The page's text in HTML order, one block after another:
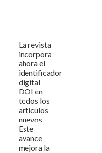
La revista
incorpora
ahora el
identificador
digital
DOI en
todos los
artículos
nuevos.
Este
avance
mejora la